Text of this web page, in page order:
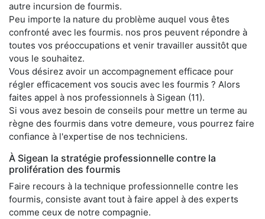
autre incursion de fourmis.
Peu importe la nature du problème auquel vous êtes
confronté avec les fourmis. nos pros peuvent répondre à
toutes vos préoccupations et venir travailler aussitôt que
vous le souhaitez.
Vous désirez avoir un accompagnement efficace pour
régler efficacement vos soucis avec les fourmis ? Alors
faites appel à nos professionnels à Sigean (11).
Si vous avez besoin de conseils pour mettre un terme au
règne des fourmis dans votre demeure, vous pourrez faire
confiance à l'expertise de nos techniciens.
À Sigean la stratégie professionnelle contre la
prolifération des fourmis
Faire recours à la technique professionnelle contre les
fourmis, consiste avant tout à faire appel à des experts
comme ceux de notre compagnie.